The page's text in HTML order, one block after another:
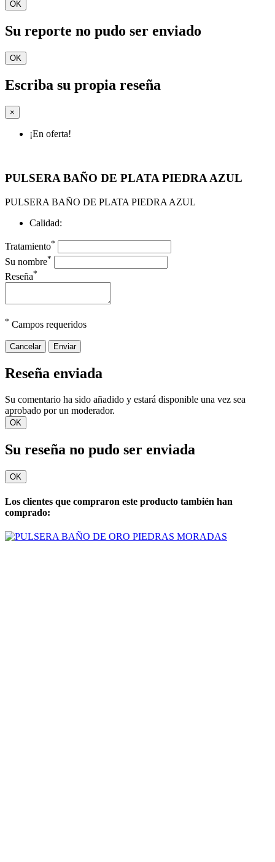
OK
Su reporte no pudo ser enviado
OK
Escriba su propia reseña
×
¡En oferta!
PULSERA BAÑO DE PLATA PIEDRA AZUL
PULSERA BAÑO DE PLATA PIEDRA AZUL
Calidad:
Tratamiento*
Su nombre*
Reseña*
* Campos requeridos
Cancelar Enviar
Reseña enviada
Su comentario ha sido añadido y estará disponible una vez sea
aprobado por un moderador.
OK
Su reseña no pudo ser enviada
OK
Los clientes que compraron este producto también han
comprado: